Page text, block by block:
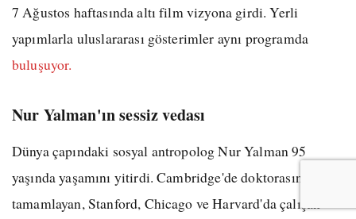
7 Ağustos haftasında altı film vizyona girdi. Yerli
yapımlarla uluslararası gösterimler aynı programda
buluşuyor.
Nur Yalman'ın sessiz vedası
Dünya çapındaki sosyal antropolog Nur Yalman 95
yaşında yaşamını yitirdi. Cambridge'de doktorasını
tamamlayan, Stanford, Chicago ve Harvard'da çalışan